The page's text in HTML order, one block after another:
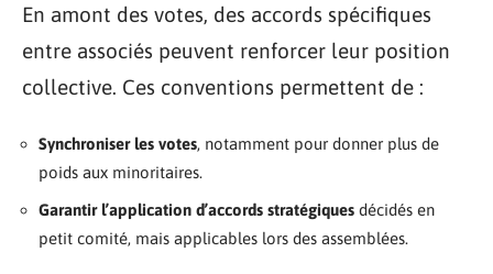
En amont des votes, des accords spécifiques
entre associés peuvent renforcer leur position
collective. Ces conventions permettent de :
Synchroniser les votes, notamment pour donner plus de
poids aux minoritaires.
Garantir l’application d’accords stratégiques décidés en
petit comité, mais applicables lors des assemblées.